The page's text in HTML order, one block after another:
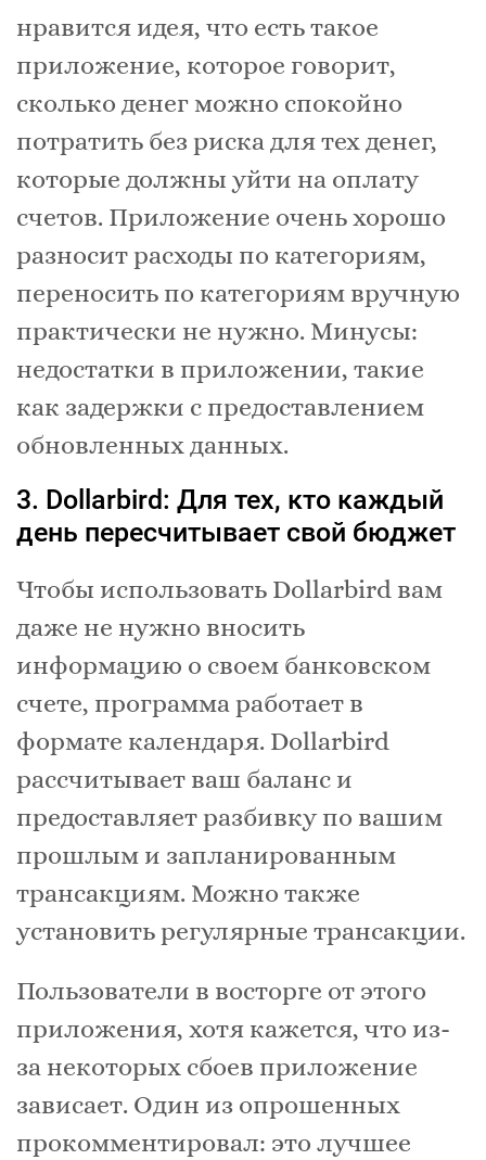
нравится идея, что есть такое
приложение, которое говорит,
сколько денег можно спокойно
потратить без риска для тех денег,
которые должны уйти на оплату
счетов. Приложение очень хорошо
разносит расходы по категориям,
переносить по категориям вручную
практически не нужно. Минусы:
недостатки в приложении, такие
как задержки с предоставлением
обновленных данных.
3. Dollarbird: Для тех, кто каждый
день пересчитывает свой бюджет
Чтобы использовать Dollarbird вам
даже не нужно вносить
информацию о своем банковском
счете, программа работает в
формате календаря. Dollarbird
рассчитывает ваш баланс и
предоставляет разбивку по вашим
прошлым и запланированным
трансакциям. Можно также
установить регулярные трансакции.
Пользователи в восторге от этого
приложения, хотя кажется, что из-
за некоторых сбоев приложение
зависает. Один из опрошенных
прокомментировал: это лучшее